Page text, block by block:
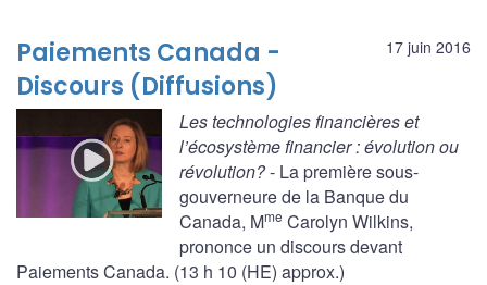
17 juin 2016
Paiements Canada -
Discours (Diffusions)
Les technologies financières et
l’écosystème financier : évolution ou
révolution?- La première sous-
gouverneure de la Banque du
Canada, Mme Carolyn Wilkins,
prononce un discours devant
Paiements Canada. (13 h 10 (HE) approx.)